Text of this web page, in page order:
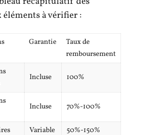
à vérifier :
Garantie
Taux de
remboursement
Incluse 100%
Incluse 70%-100%
Variable
50%-150%